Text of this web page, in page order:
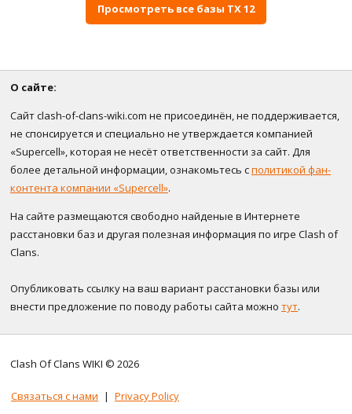
Просмотреть все базы ТХ 12
О сайте:
Сайт clash-of-clans-wiki.com не присоединён, не поддерживается,
не спонсируется и специально не утверждается компанией
«Supercell», которая не несёт ответственности за сайт. Для
более детальной информации, ознакомьтесь сполитикой фан-
контента компании «Supercell».
На сайте размещаются свободно найденые в Интернете
расстановки баз и другая полезная информация по игре Clash of
Clans.
Опубликовать ссылку на ваш вариант расстановки базы или
внести предложение по поводу работы сайта можно тут.
Clash Of Clans WIKI © 2026
Связаться с нами | Privacy Policy